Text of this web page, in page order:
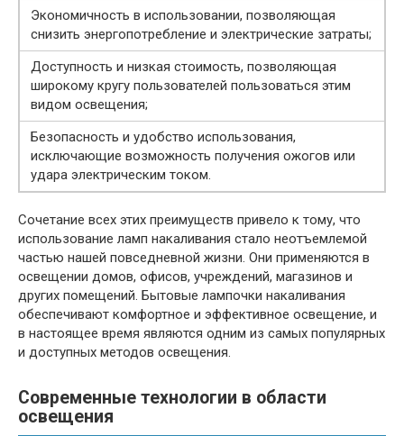
Экономичность в использовании, позволяющая
снизить энергопотребление и электрические затраты;
Доступность и низкая стоимость, позволяющая
широкому кругу пользователей пользоваться этим
видом освещения;
Безопасность и удобство использования,
исключающие возможность получения ожогов или
удара электрическим током.
Сочетание всех этих преимуществ привело к тому, что
использование ламп накаливания стало неотъемлемой
частью нашей повседневной жизни. Они применяются в
освещении домов, офисов, учреждений, магазинов и
других помещений. Бытовые лампочки накаливания
обеспечивают комфортное и эффективное освещение, и
в настоящее время являются одним из самых популярных
и доступных методов освещения.
Современные технологии в области
освещения